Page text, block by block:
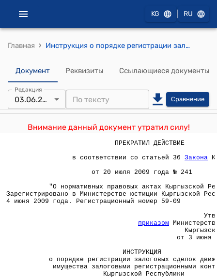
KG RU
Главная › Инструкция о порядке регистрации залоговых сделок движимого имущества залоговыми регистрационными конторами Кыргызской Республики (утверждена приказом Минюста КР от 3 июня 2009 года № 131)
Документ Реквизиты Ссылающиеся документы
Редакция
03.06.2009 Сравнение
Внимание данный документ утратил силу!